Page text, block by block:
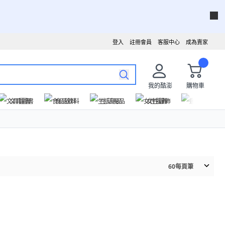
成為賣家
客服中心
註冊會員
登入
我的酷澎
購物車
文具圖書
食品飲料 生活用品 女性服飾
60每頁筆